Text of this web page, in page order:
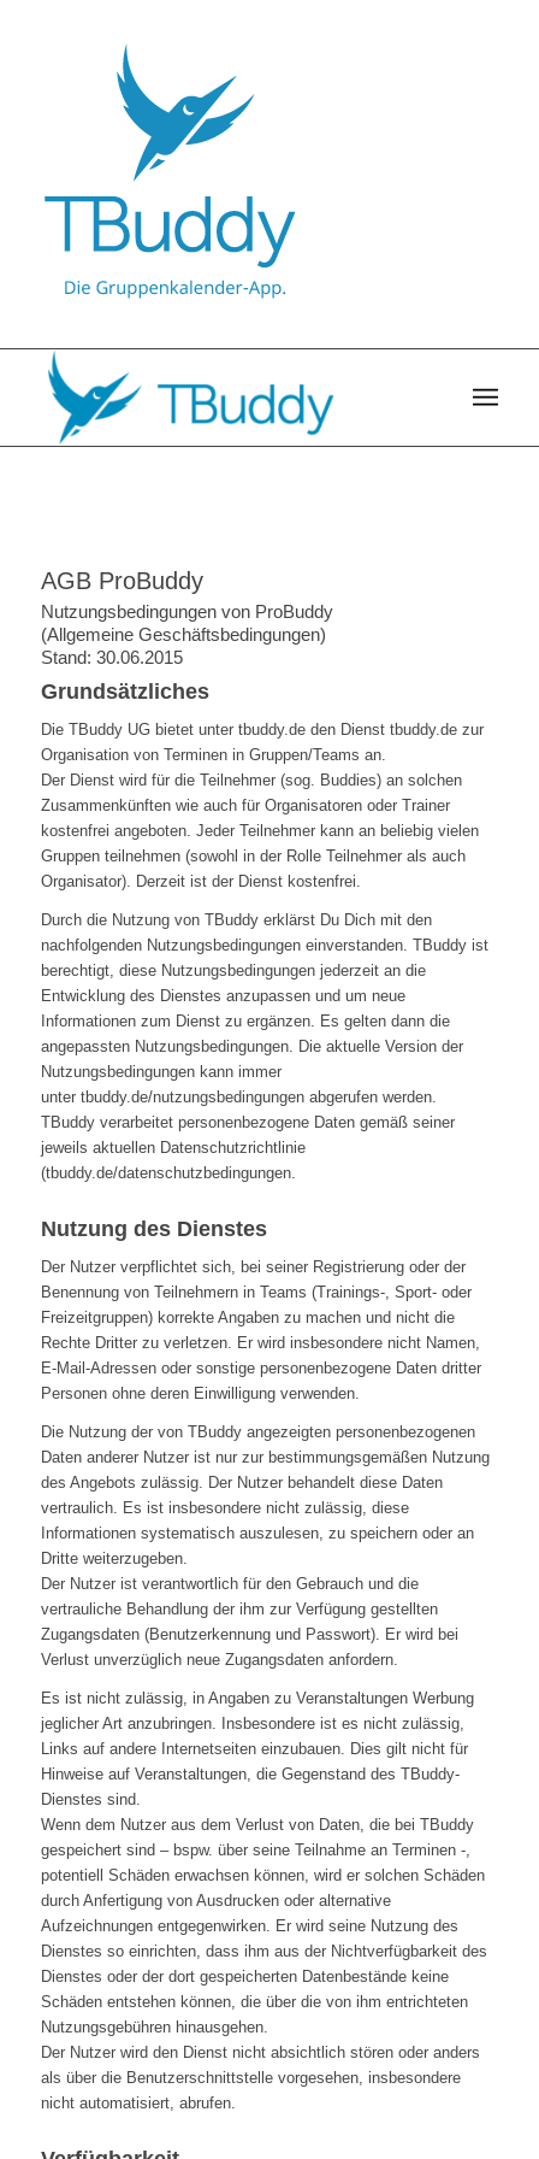
AGB ProBuddy
Nutzungsbedingungen von ProBuddy
(Allgemeine Geschäftsbedingungen)
Stand: 30.06.2015
Grundsätzliches
Die TBuddy UG bietet unter tbuddy.de den Dienst tbuddy.de zur
Organisation von Terminen in Gruppen/Teams an.
Der Dienst wird für die Teilnehmer (sog. Buddies) an solchen
Zusammenkünften wie auch für Organisatoren oder Trainer
kostenfrei angeboten. Jeder Teilnehmer kann an beliebig vielen
Gruppen teilnehmen (sowohl in der Rolle Teilnehmer als auch
Organisator). Derzeit ist der Dienst kostenfrei.
Durch die Nutzung von TBuddy erklärst Du Dich mit den
nachfolgenden Nutzungsbedingungen einverstanden. TBuddy ist
berechtigt, diese Nutzungsbedingungen jederzeit an die
Entwicklung des Dienstes anzupassen und um neue
Informationen zum Dienst zu ergänzen. Es gelten dann die
angepassten Nutzungsbedingungen. Die aktuelle Version der
Nutzungsbedingungen kann immer
unter tbuddy.de/nutzungsbedingungen abgerufen werden.
TBuddy verarbeitet personenbezogene Daten gemäß seiner
jeweils aktuellen Datenschutzrichtlinie
(tbuddy.de/datenschutzbedingungen.
Nutzung des Dienstes
Der Nutzer verpflichtet sich, bei seiner Registrierung oder der
Benennung von Teilnehmern in Teams (Trainings-, Sport- oder
Freizeitgruppen) korrekte Angaben zu machen und nicht die
Rechte Dritter zu verletzen. Er wird insbesondere nicht Namen,
E-Mail-Adressen oder sonstige personenbezogene Daten dritter
Personen ohne deren Einwilligung verwenden.
Die Nutzung der von TBuddy angezeigten personenbezogenen
Daten anderer Nutzer ist nur zur bestimmungsgemäßen Nutzung
des Angebots zulässig. Der Nutzer behandelt diese Daten
vertraulich. Es ist insbesondere nicht zulässig, diese
Informationen systematisch auszulesen, zu speichern oder an
Dritte weiterzugeben.
Der Nutzer ist verantwortlich für den Gebrauch und die
vertrauliche Behandlung der ihm zur Verfügung gestellten
Zugangsdaten (Benutzerkennung und Passwort). Er wird bei
Verlust unverzüglich neue Zugangsdaten anfordern.
Es ist nicht zulässig, in Angaben zu Veranstaltungen Werbung
jeglicher Art anzubringen. Insbesondere ist es nicht zulässig,
Links auf andere Internetseiten einzubauen. Dies gilt nicht für
Hinweise auf Veranstaltungen, die Gegenstand des TBuddy-
Dienstes sind.
Wenn dem Nutzer aus dem Verlust von Daten, die bei TBuddy
gespeichert sind – bspw. über seine Teilnahme an Terminen -,
potentiell Schäden erwachsen können, wird er solchen Schäden
durch Anfertigung von Ausdrucken oder alternative
Aufzeichnungen entgegenwirken. Er wird seine Nutzung des
Dienstes so einrichten, dass ihm aus der Nichtverfügbarkeit des
Dienstes oder der dort gespeicherten Datenbestände keine
Schäden entstehen können, die über die von ihm entrichteten
Nutzungsgebühren hinausgehen.
Der Nutzer wird den Dienst nicht absichtlich stören oder anders
als über die Benutzerschnittstelle vorgesehen, insbesondere
nicht automatisiert, abrufen.